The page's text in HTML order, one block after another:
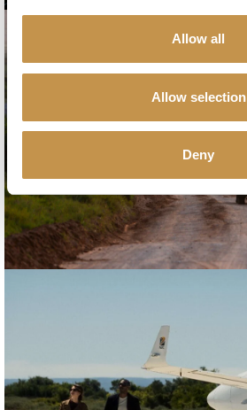
Allow all
Allow selection
Deny